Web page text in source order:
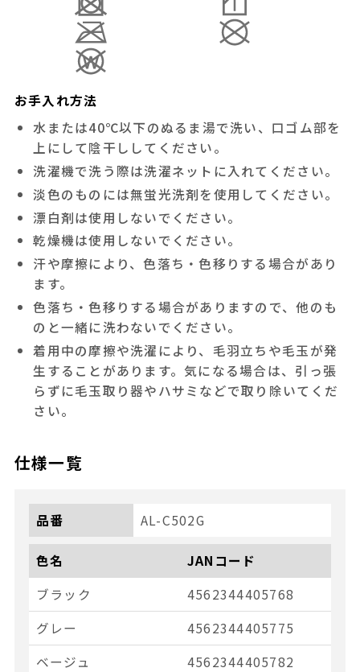
お手入れ方法
水または40℃以下のぬるま湯で洗い、口ゴム部を
上にして陰干ししてください。
洗濯機で洗う際は洗濯ネットに入れてください。
淡色のものには無蛍光洗剤を使用してください。
漂白剤は使用しないでください。
乾燥機は使用しないでください。
汗や摩擦により、色落ち・色移りする場合があり
ます。
色落ち・色移りする場合がありますので、他のも
のと一緒に洗わないでください。
着用中の摩擦や洗濯により、毛羽立ちや毛玉が発
生することがあります。気になる場合は、引っ張
らずに毛玉取り器やハサミなどで取り除いてくだ
さい。
仕様一覧
品番 AL-C502G
色名
JANコード
ブラック
4562344405768
グレー
4562344405775
ベージュ
4562344405782